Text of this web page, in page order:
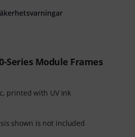
Series Module Frames
printed with UV ink
shown is not included